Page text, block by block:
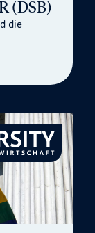
(DSB)
die